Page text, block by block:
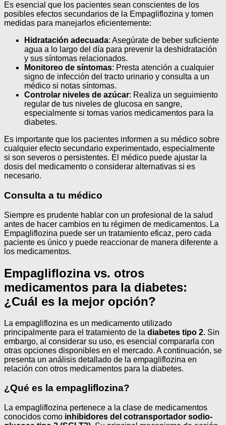
Es esencial que los pacientes sean conscientes de los
posibles efectos secundarios de la Empagliflozina y tomen
medidas para manejarlos eficientemente:
Hidratación adecuada: Asegúrate de beber suficiente
agua a lo largo del día para prevenir la deshidratación
y sus síntomas relacionados.
Monitoreo de síntomas: Presta atención a cualquier
signo de infección del tracto urinario y consulta a un
médico si notas síntomas.
Controlar niveles de azúcar: Realiza un seguimiento
regular de tus niveles de glucosa en sangre,
especialmente si tomas varios medicamentos para la
diabetes.
Es importante que los pacientes informen a su médico sobre
cualquier efecto secundario experimentado, especialmente
si son severos o persistentes. El médico puede ajustar la
dosis del medicamento o considerar alternativas si es
necesario.
Consulta a tu médico
Siempre es prudente hablar con un profesional de la salud
antes de hacer cambios en tu régimen de medicamentos. La
Empagliflozina puede ser un tratamiento eficaz, pero cada
paciente es único y puede reaccionar de manera diferente a
los medicamentos.
Empagliflozina vs. otros
medicamentos para la diabetes:
¿Cuál es la mejor opción?
La empagliflozina es un medicamento utilizado
principalmente para el tratamiento de la diabetes tipo 2. Sin
embargo, al considerar su uso, es esencial compararla con
otras opciones disponibles en el mercado. A continuación, se
presenta un análisis detallado de la empagliflozina en
relación con otros medicamentos para la diabetes.
¿Qué es la empagliflozina?
La empagliflozina pertenece a la clase de medicamentos
conocidos como inhibidores del cotransportador sodio-